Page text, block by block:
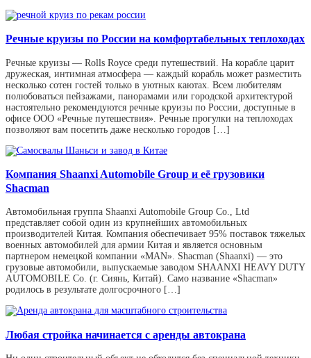
Речные круизы по России на комфортабельных теплоходах
Речные круизы — Rolls Royce среди путешествий. На корабле царит
дружеская, интимная атмосфера — каждый корабль может разместить
несколько сотен гостей только в уютных каютах. Всем любителям
полюбоваться пейзажами, панорамами или городской архитектурой
настоятельно рекомендуются речные круизы по России, доступные в
офисе ООО «Речные путешествия». Речные прогулки на теплоходах
позволяют вам посетить даже несколько городов […]
Компания Shaanxi Automobile Group и её грузовики
Shacman
Автомобильная группа Shaanxi Automobile Group Co., Ltd
представляет собой один из крупнейших автомобильных
производителей Китая. Компания обеспечивает 95% поставок тяжелых
военных автомобилей для армии Китая и является основным
партнером немецкой компании «MAN». Shacman (Shaanxi) — это
грузовые автомобили, выпускаемые заводом SHAANXI HEAVY DUTY
AUTOMOBILE Co. (г. Сиянь, Китай). Само название «Shacman»
родилось в результате долгосрочного […]
Любая стройка начинается с аренды автокрана